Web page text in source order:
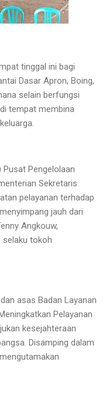
tinggal ini bagi
Dasar Apron, Boing,
selain berfungsi
tempat membina
Pusat Pengelolaan
Sekretaris
pelayanan terhadap
jauh dari
Angkouw,
selaku tokoh
asas Badan Layanan
Pelayanan
kesejahteraan
Disamping dalam